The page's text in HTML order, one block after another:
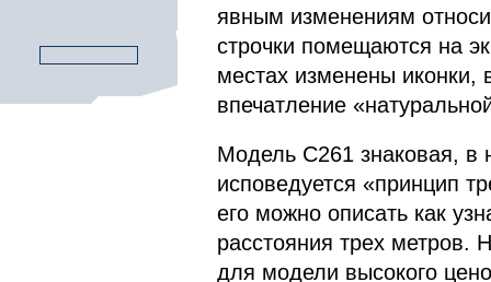
явным изменениям
строчки помещаются на
местах изменены иконки,
впечатление
Модель С261 знаковая, в
исповедуется «принцип
его можно описать как
расстояния трех метров.
для модели высокого